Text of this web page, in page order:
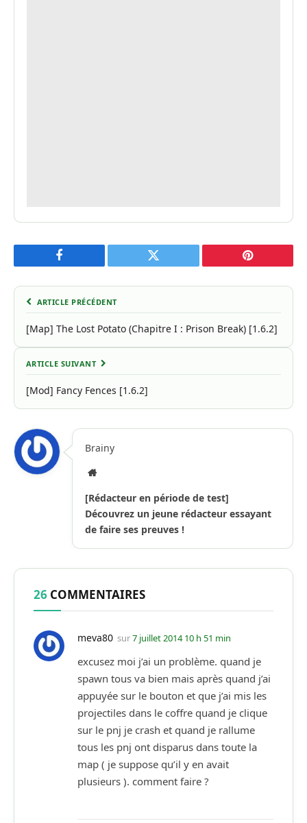
Facebook Twitter Pinterest
ARTICLE PRÉCÉDENT
[Map] The Lost Potato (Chapitre I : Prison Break) [1.6.2]
ARTICLE SUIVANT
[Mod] Fancy Fences [1.6.2]
Brainy
Site
[Rédacteur en période de test]
Découvrez un jeune rédacteur essayant
de faire ses preuves !
26 COMMENTAIRES
meva80 sur7 juillet 2014 10 h 51 min
excusez moi j’ai un problème. quand je
spawn tous va bien mais après quand j’ai
appuyée sur le bouton et que j’ai mis les
projectiles dans le coffre quand je clique
sur le pnj je crash et quand je rallume
tous les pnj ont disparus dans toute la
map ( je suppose qu’il y en avait
plusieurs ). comment faire ?